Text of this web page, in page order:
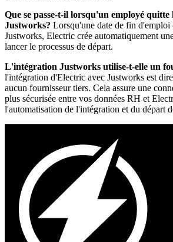
Que se passe-t-il lorsqu'un employé
Justworks? Lorsqu'une date de fin d'emploi
Justworks, Electric crée automatiquement
lancer le processus de départ.
L'intégration Justworks utilise-t-elle un
l'intégration d'Electric avec Justworks est
aucun fournisseur tiers. Cela assure une
plus sécurisée entre vos données RH et
l'automatisation de l'intégration et du départ